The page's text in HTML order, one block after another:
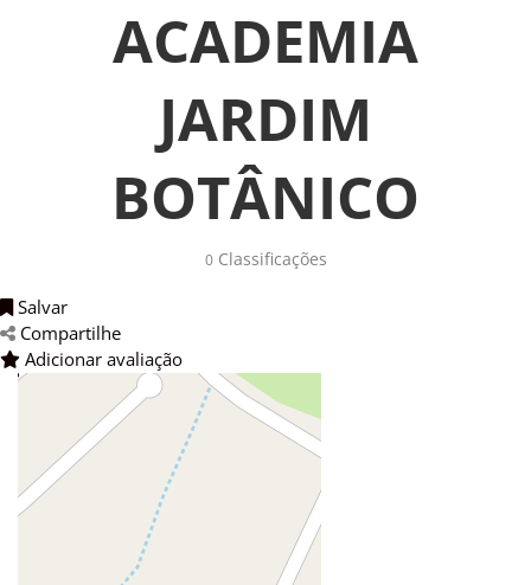
ACADEMIA
JARDIM
BOTÂNICO
0Classificações
Salvar
Compartilhe
Adicionar avaliação